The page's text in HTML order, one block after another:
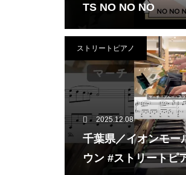
TS NO NO NO
ストリートピアノ
2025.12.08
千葉県／イオンモー
ウン #ストリートピ